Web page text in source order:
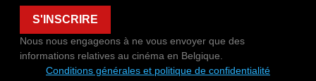
S'INSCRIRE
Nous nous engageons à ne vous envoyer que des
informations relatives au cinéma en Belgique.
Conditions générales et politique de confidentialité